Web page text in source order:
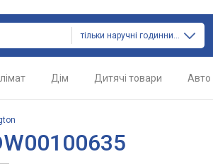
тільки наручні годинники
Дім Дитячі товари Авто